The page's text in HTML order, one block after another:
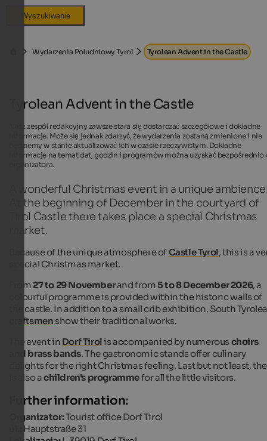
Wyszukiwanie
Wydarzenia Południowy Tyrol Tyrolean Advent in the Castle
Tyrolean Advent in the Castle
Nasz zespół redakcyjny zawsze stara się dostarczać szczegółowe i dokładne
informacje. Może się jednak zdarzyć, że wydarzenia zostaną zmienione i nie
będziemy w stanie aktualizować ich w czasie rzeczywistym. Dokładne
informacje na temat dat, godzin i programów można uzyskać bezpośrednio
organizatora.
A wonderful Christmas event in a unique
At the beginning of December in the courtyard of
Tirol Castle there takes place a special Christmas
market.
Because of the unique atmosphere ofCastle Tyrol, this is a
special Christmas market.
From 27 to 29 Novemberand from 5 to 8 December 2026, a
colourful programme is provided within the historic walls of
the castle. In addition to a small crib exhibition, South
craftsmen show their traditional works.
The event in Dorf Tirolis accompanied by numerouschoirs
and brass bands. The gastronomic stands offer culinary
delights for the right Christmas feeling. Last but not least,
is also achildren's programmefor all the little visitors.
Further information:
Organizator:Tourist office Dorf Tirol
Hauptstraße 31